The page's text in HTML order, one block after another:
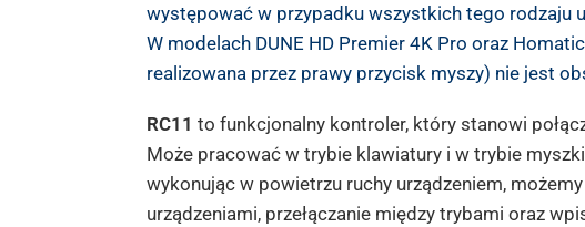
występować w przypadku wszystkich tego rodzaju
W modelach DUNE HD Premier 4K Pro oraz
realizowana przez prawy przycisk myszy) nie jest
RC11 to funkcjonalny kontroler, który stanowi
Może pracować w trybie klawiatury i w trybie
wykonując w powietrzu ruchy urządzeniem,
urządzeniami, przełączanie między trybami oraz